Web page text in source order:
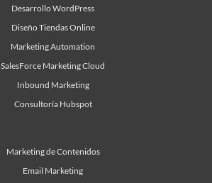
Desarrollo WordPress
Diseño Tiendas Online
Marketing Automation
SalesForce Marketing Cloud
Inbound Marketing
Consultoría Hubspot
Marketing de Contenidos
Email Marketing